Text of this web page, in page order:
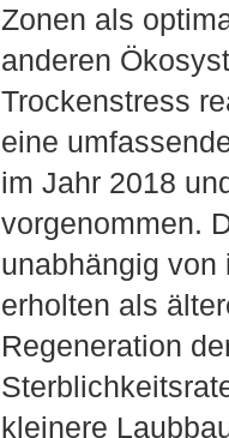
Zonen als
anderen
Trockenstress
eine
im Jahr 2018
vorgenommen.
unabhängig von
erholten als
Regeneration
kleinere